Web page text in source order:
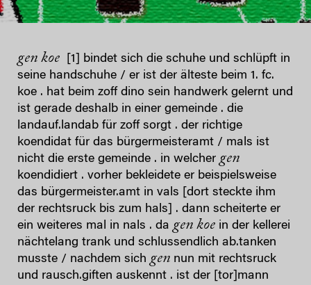
gen koe [1] bindet sich die schuhe und schlüpft in
seine handschuhe / er ist der älteste beim 1. fc.
koe . hat beim zoff dino sein handwerk gelernt und
ist gerade deshalb in einer gemeinde . die
landauf.landab für zoff sorgt . der richtige
koendidat für das bürgermeisteramt / mals ist
nicht die erste gemeinde . in welcher gen
koendidiert . vorher bekleidete er beispielsweise
das bürgermeister.amt in vals [dort steckte ihm
der rechtsruck bis zum hals] . dann scheiterte er
ein weiteres mal in nals . da gen koe in der kellerei
nächtelang trank und schlussendlich ab.tanken
musste / nachdem sich gen nun mit rechtsruck
und rausch.giften auskennt . ist der [tor]mann